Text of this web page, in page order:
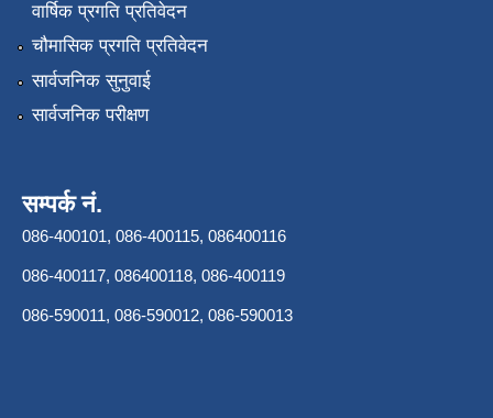
वार्षिक प्रगति प्रतिवेदन
चौमासिक प्रगति प्रतिवेदन
सार्वजनिक सुनुवाई
सार्वजनिक परीक्षण
सम्पर्क नं.
086-400101, 086-400115, 086400116
086-400117, 086400118, 086-400119
086-590011, 086-590012, 086-590013